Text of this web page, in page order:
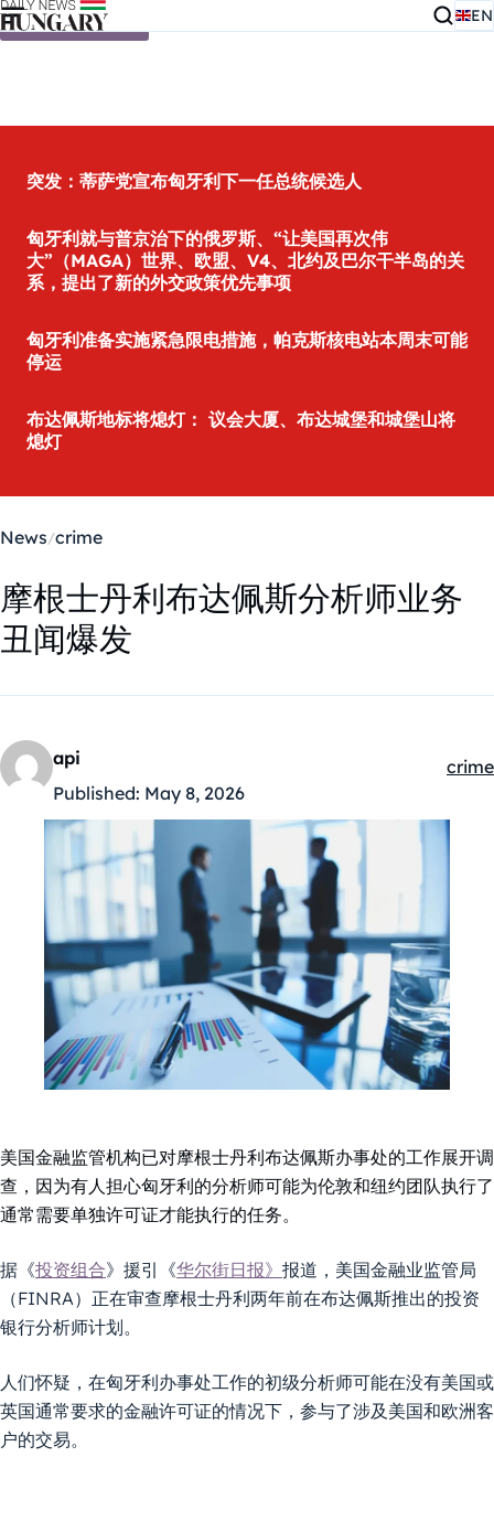
Skip to content EN
突发：蒂萨党宣布匈牙利下一任总统候选人
匈牙利就与普京治下的俄罗斯、“让美国再次伟
大”（MAGA）世界、欧盟、V4、北约及巴尔干半岛的关
系，提出了新的外交政策优先事项
匈牙利准备实施紧急限电措施，帕克斯核电站本周末可能
停运
布达佩斯地标将熄灯： 议会大厦、布达城堡和城堡山将
熄灯
News crime
摩根士丹利布达佩斯分析师业务
丑闻爆发
api
Published: May 8, 2026
crime
美国金融监管机构已对摩根士丹利布达佩斯办事处的工作展开调
查，因为有人担心匈牙利的分析师可能为伦敦和纽约团队执行了
通常需要单独许可证才能执行的任务。
据《投资组合》援引《华尔街日报》 报道，美国金融业监管局
（FINRA）正在审查摩根士丹利两年前在布达佩斯推出的投资
银行分析师计划。
人们怀疑，在匈牙利办事处工作的初级分析师可能在没有美国或
英国通常要求的金融许可证的情况下，参与了涉及美国和欧洲客
户的交易。